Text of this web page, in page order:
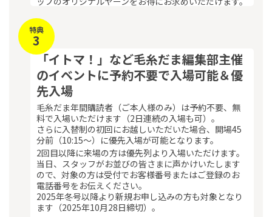
特典
3
「イトマ！」など毛糸だま編集部主催
のイベントに予約不要で入場可能＆優
先入場
毛糸だま年間購読者（ご本人様のみ）は予約不要、無
料で入場いただけます（2日連続の入場も可）。
さらに入替制の初回にお越しいただいた場合、開場45
分前（10:15～）に優先入場が可能となります。
2回目以降に来場の方は優先列より入場いただけます。
当日、スタッフがお並びの皆さまに声かけいたします
ので、対象の方は受付でお客様番号またはご登録のお
電話番号をお伝えください。
2025年冬号以降より新規お申し込みの方も対象となり
ます（2025年10月28日締切）。